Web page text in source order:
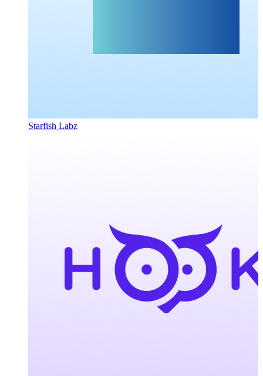
Starfish Labz